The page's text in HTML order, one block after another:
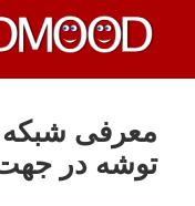
چیزای خووب
معرفی شبکه
توشه در